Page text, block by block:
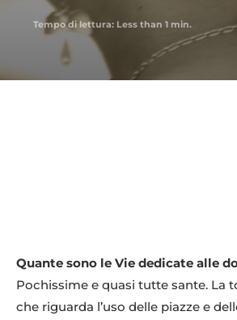
Tempo di lettura: Less than 1 min.
Quante sono le Vie dedicate alle
Pochissime e quasi tutte sante. La
che riguarda l’uso delle piazze e